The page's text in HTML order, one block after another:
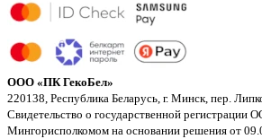
ООО «ПК ГекоБел»
220138, Республика Беларусь, г. Минск, пер.
Свидетельство о государственной регистрации
Мингорисполкомом на основании решения от